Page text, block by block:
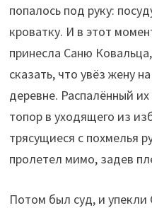
попалось под руку:
кроватку. И в этот
принесла Саню
сказать, что увёз жену
деревне. Распалённый
топор в уходящего из
трясущиеся с похмелья
пролетел мимо, задев
Потом был суд, и упекли